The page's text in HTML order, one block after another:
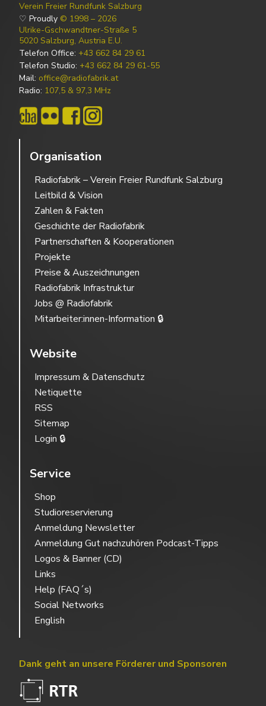
Verein Freier Rundfunk Salzburg
♡ Proudly © 1998 – 2026
Ulrike-Gschwandtner-Straße 5
5020 Salzburg, Austria E.U.
Telefon Office: +43 662 84 29 61
Telefon Studio: +43 662 84 29 61-55
Mail: office@radiofabrik.at
Radio: 107,5 & 97,3 MHz
Organisation
Radiofabrik – Verein Freier Rundfunk Salzburg
Leitbild & Vision
Zahlen & Fakten
Geschichte der Radiofabrik
Partnerschaften & Kooperationen
Projekte
Preise & Auszeichnungen
Radiofabrik Infrastruktur
Jobs @ Radiofabrik
Mitarbeiter:innen-Information 🔒
Website
Impressum & Datenschutz
Netiquette
RSS
Sitemap
Login 🔒
Service
Shop
Studioreservierung
Anmeldung Newsletter
Anmeldung Gut nachzuhören Podcast-Tipps
Logos & Banner (CD)
Links
Help (FAQ´s)
Social Networks
English
Dank geht an unsere Förderer und Sponsoren